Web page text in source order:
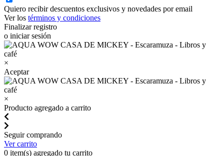
Quiero recibir descuentos exclusivos y novedades por email
Ver los términos y condiciones
Finalizar registro
o iniciar sesión
×
Aceptar
×
Producto agregado a carrito
Seguir comprando
Ver carrito
0 item(s) agregado tu carrito